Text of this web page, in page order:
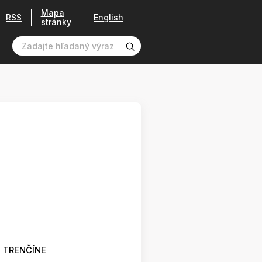
RSS
Mapa
stránky
English